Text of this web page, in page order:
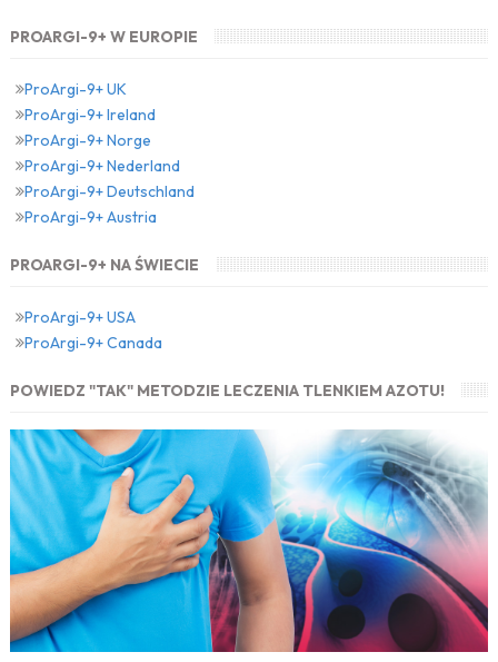
PROARGI-9+ W EUROPIE
ProArgi-9+ UK
ProArgi-9+ Ireland
ProArgi-9+ Norge
ProArgi-9+ Nederland
ProArgi-9+ Deutschland
ProArgi-9+ Austria
PROARGI-9+ NA ŚWIECIE
ProArgi-9+ USA
ProArgi-9+ Canada
POWIEDZ "TAK" METODZIE LECZENIA TLENKIEM AZOTU!